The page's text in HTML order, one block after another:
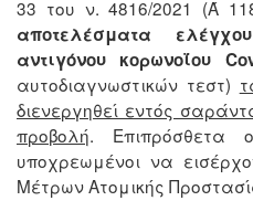
33 του ν. 4816/2021 (Ά
αποτελέσματα
αντιγόνου κορωνοΐου
αυτοδιαγνωστικών τεστ)
διενεργηθεί εντός
προβολή. Επιπρόσθετα
υποχρεωμένοι να
Μέτρων Ατομικής